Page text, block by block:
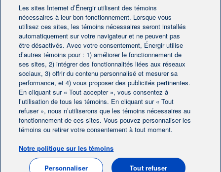
Contactez-nous
Contactez-nous
Accueil | Contactez-nous |
Préférences des témoins | Avis juridique
Protection des renseignements personnels
Les sites Internet d’Énergir utilisent des témoins
nécessaires à leur bon fonctionnement. Lorsque vous
utilisez ces sites, les témoins nécessaires seront installés
automatiquement sur votre navigateur et ne peuvent pas
être désactivés. Avec votre consentement, Énergir utilise
d’autres témoins pour : 1) améliorer le fonctionnement de
ses sites, 2) intégrer des fonctionnalités liées aux réseaux
sociaux, 3) offrir du contenu personnalisé et mesurer sa
performance, et 4) vous proposer des publicités pertinentes.
En cliquant sur « Tout accepter », vous consentez à
l’utilisation de tous les témoins. En cliquant sur « Tout
refuser », nous n’utiliserons que les témoins nécessaires au
fonctionnement de ces sites. Vous pouvez personnaliser les
témoins ou retirer votre consentement à tout moment.
Notre politique sur les témoins
Personnaliser Tout refuser